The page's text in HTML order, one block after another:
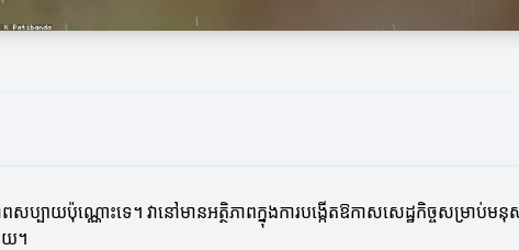
សប្បាយប៉ុណ្ណោះទេ។ វានៅមានអត្ថិភាពក្នុងការបង្កើតឱកាសសេដ្ឋកិច្ចសម្រា
យ។